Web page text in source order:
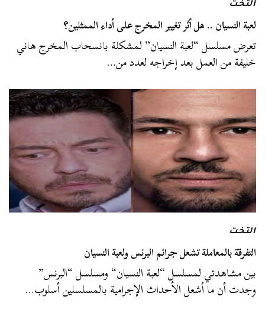
التخت
لعبة النسيان .. هل أثر تغيير المخرج على أداء الممثلين؟
تعرض مسلسل “لعبة النسيان” لمشكلة بانسحاب المخرج هاني
خليفة من العمل بعد إخراجه لعدد من…
التخت
التفرقة بالمعاملة تشعل جرائم البرنس ولعبة النسيان
بين مشاهدتي لمسلسل “لعبة النسيان“ ومسلسل “البرنس”
وجدت أن ما أشعل الأحداث الإجرامية بالمسلسلين أسلوب…